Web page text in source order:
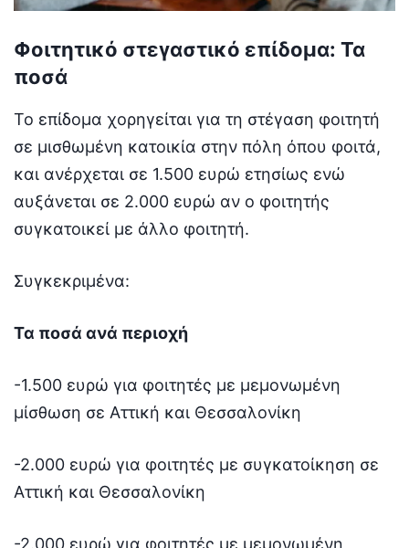
Φοιτητικό στεγαστικό επίδομα: Τα
ποσά
Το επίδομα χορηγείται για τη στέγαση φοιτητή
σε μισθωμένη κατοικία στην πόλη όπου φοιτά,
και ανέρχεται σε 1.500 ευρώ ετησίως ενώ
αυξάνεται σε 2.000 ευρώ αν ο φοιτητής
συγκατοικεί με άλλο φοιτητή.
Συγκεκριμένα:
Τα ποσά ανά περιοχή
-1.500 ευρώ για φοιτητές με μεμονωμένη
μίσθωση σε Αττική και Θεσσαλονίκη
-2.000 ευρώ για φοιτητές με συγκατοίκηση σε
Αττική και Θεσσαλονίκη
-2.000 ευρώ για φοιτητές με μεμονωμένη